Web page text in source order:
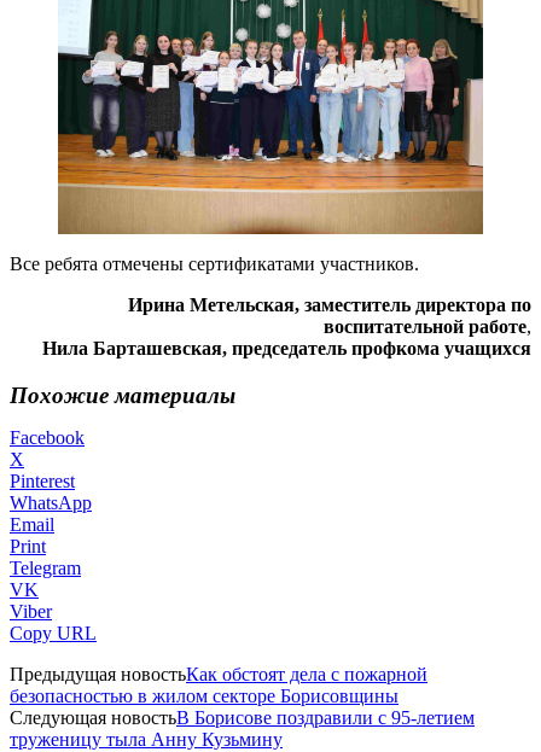
Все ребята отмечены сертификатами участников.
Ирина Метельская, заместитель директора по
воспитательной работе,
Нила Барташевская, председатель профкома учащихся
Похожие материалы
Facebook
X
Pinterest
WhatsApp
Email
Print
Telegram
VK
Viber
Copy URL
Предыдущая новостьКак обстоят дела с пожарной
безопасностью в жилом секторе Борисовщины
Следующая новостьВ Борисове поздравили с 95-летием
труженицу тыла Анну Кузьмину